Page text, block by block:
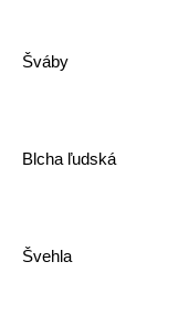
Šváby
Blcha ľudská
Švehla